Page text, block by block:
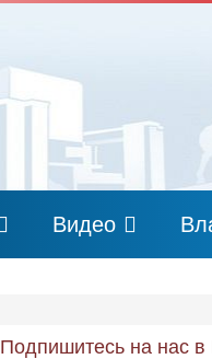
Видео
Подпишитесь на нас